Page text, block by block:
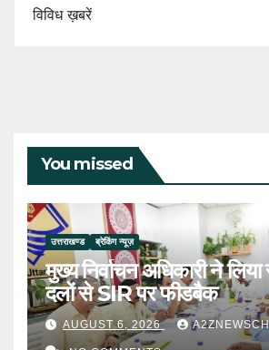
विविध ख़बरें
You missed
उत्तराखण्ड ब्रेकिंग न्यूज़
मुख्य निर्वाचन अधिकारी ने
दलों से SIR पर फीडबैक
AUGUST 6, 2026